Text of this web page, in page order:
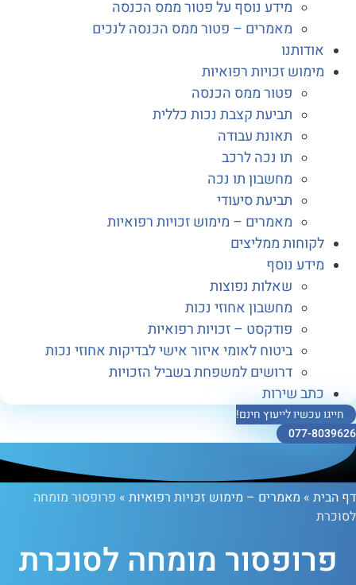
מידע נוסף על פטור ממס הכנסה
מאמרים – פטור ממס הכנסה לנכים
זכויות רפואיות
פטור ממס הכנסה
תביעת קצבת נכות כללית
תאונת עבודה
תו נכה לרכב
מחשבון תו נכה
תביעת סיעודי
מאמרים – מימוש זכויות רפואיות
ממליצים
נוסף
שאלות נפוצות
מחשבון אחוזי נכות
פודקסט – זכויות רפואיות
ביטוח לאומי איזור אישי לבדיקות אחוזי נכות
דרושים למשפחת בשביל הזכויות
שירות
לייעוץ חינם!
077-
» מאמרים – מימוש זכויות רפואיות »פרופסור מומחה
מומחה לסוכרת